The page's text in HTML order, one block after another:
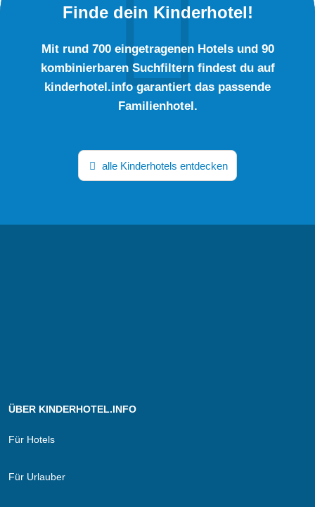
Finde dein Kinderhotel!
Mit rund 700 eingetragenen Hotels und 90
kombinierbaren Suchfiltern findest du auf
kinderhotel.info garantiert das passende
Familienhotel.
alle Kinderhotels entdecken
ÜBER KINDERHOTEL.INFO
Für Hotels
Für Urlauber